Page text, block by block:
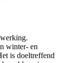
winter- en
is doeltreffend